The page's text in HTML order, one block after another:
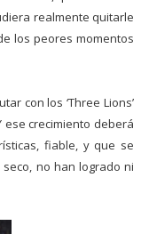
realmente quitarle
los peores momentos
con los ‘Three Lions’
ese crecimiento deberá
fiable, y que se
no han logrado ni